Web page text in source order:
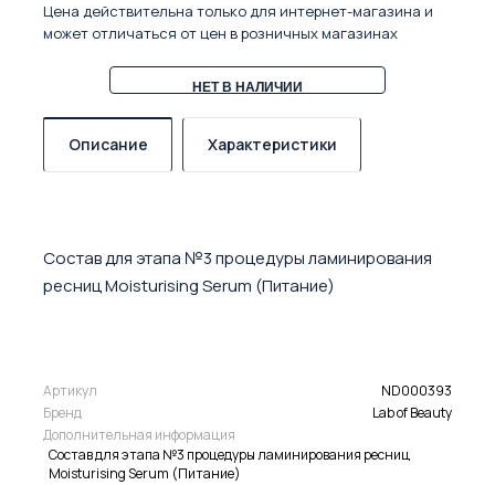
Цена действительна только для интернет-магазина и
может отличаться от цен в розничных магазинах
НЕТ В НАЛИЧИИ
Описание Характеристики
Состав для этапа №3 процедуры ламинирования
ресниц Moisturising Serum (Питание)
Артикул
ND000393
Бренд
Lab of Beauty
Дополнительная информация
Состав для этапа №3 процедуры ламинирования ресниц
Moisturising Serum (Питание)